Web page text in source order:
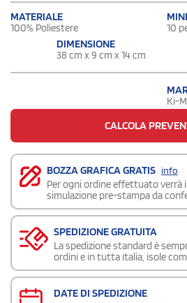
MATERIALE
100% Poliestere 10
DIMENSIONE
38 cm x 9 cm x 14 cm
Ki-
CALCOLA
BOZZA GRAFICA GRATIS info
Per ogni ordine effettuato verrà
simulazione pre-stampa da
SPEDIZIONE GRATUITA
La spedizione standard è
ordini e in tutta italia, isole
DATE DI SPEDIZIONE